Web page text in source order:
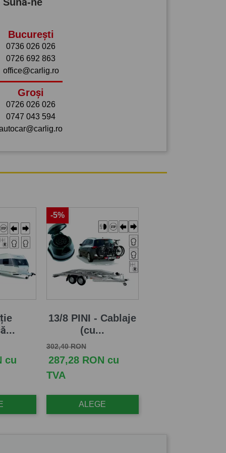
București
0736 026 026
0726 692 863
office@carlig.ro
Groși
0726 026 026
0747 043 594
cu
13/8 PINI - Cablaje
(cu...
Pret de baza
302,40 RONPret
287,28 RON cu
TVA
ALEGE
-5%